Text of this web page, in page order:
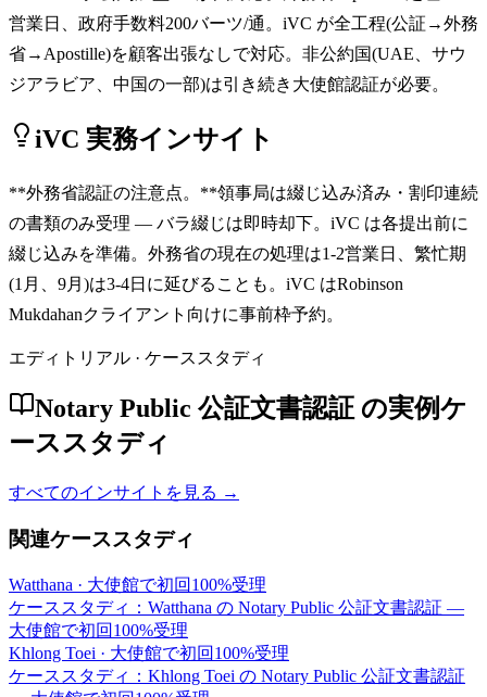
営業日、政府手数料200バーツ/通。iVC が全工程(公証→外務
省→Apostille)を顧客出張なしで対応。非公約国(UAE、サウ
ジアラビア、中国の一部)は引き続き大使館認証が必要。
iVC 実務インサイト
**外務省認証の注意点。**領事局は綴じ込み済み・割印連続
の書類のみ受理 — バラ綴じは即時却下。iVC は各提出前に
綴じ込みを準備。外務省の現在の処理は1-2営業日、繁忙期
(1月、9月)は3-4日に延びることも。iVC はRobinson
Mukdahanクライアント向けに事前枠予約。
エディトリアル · ケーススタディ
Notary Public 公証文書認証 の実例ケ
ーススタディ
すべてのインサイトを見る →
関連ケーススタディ
Watthana · 大使館で初回100%受理
ケーススタディ：Watthana の Notary Public 公証文書認証 —
大使館で初回100%受理
Khlong Toei · 大使館で初回100%受理
ケーススタディ：Khlong Toei の Notary Public 公証文書認証